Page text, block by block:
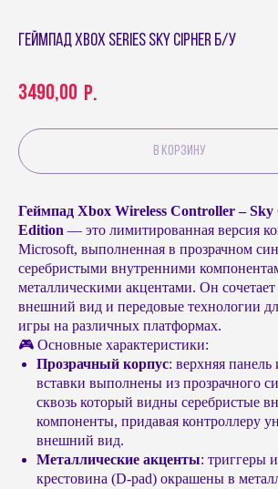
Геймпад Xbox Series Sky Cipher б/у
3490,00 р.
В КОРЗИНУ
Геймпад Xbox Wireless Controller – Sky
Edition — это лимитированная версия
Microsoft, выполненная в прозрачном
серебристыми внутренними
металлическими акцентами. Он
внешний вид и передовые технологии
игры на различных платформах.
🎮 Основные характеристики:
Прозрачный корпус: верхняя панель
вставки выполнены из прозрачного
сквозь который видны серебристые
компоненты, придавая контроллеру
внешний вид.
Металлические акценты: триггеры
крестовина (D-pad) окрашены в